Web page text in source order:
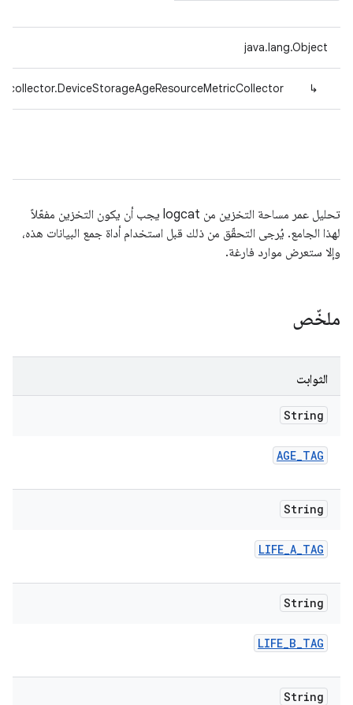
java.lang.Object
↳
تحليل عمر مساحة التخزين من logcat يجب أن يكون التخزين مفعّلاً
لهذا الجامع. يُرجى التحقّق من ذلك قبل استخدام أداة جمع البيانات هذه،
وإلا ستعرض موارد فارغة.
ملخّص
الثوابت
String
AGE_TAG
String
LIFE_A_TAG
String
LIFE_B_TAG
String